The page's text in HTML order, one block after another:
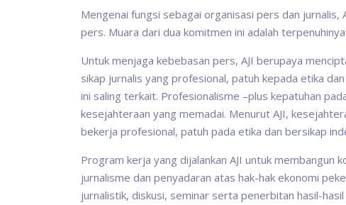
Mengenai fungsi sebagai organisasi pers dan
pers. Muara dari dua komitmen ini adalah
Untuk menjaga kebebasan pers, AJI berupaya
sikap jurnalis yang profesional, patuh kepada etika
ini saling terkait. Profesionalisme –plus kepatuhan
kesejahteraan yang memadai. Menurut AJI,
bekerja profesional, patuh pada etika dan bersikap
Program kerja yang dijalankan AJI untuk membangun
jurnalisme dan penyadaran atas hak-hak ekonomi
jurnalistik, diskusi, seminar serta penerbitan hasil-